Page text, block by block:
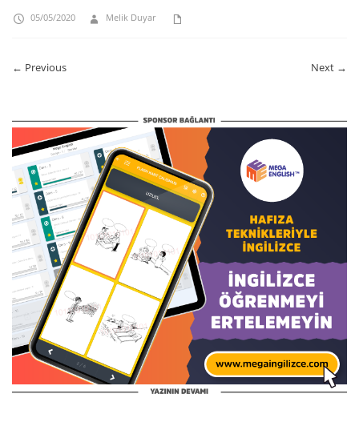
05/05/2020 Melik Duyar
← Previous Next →